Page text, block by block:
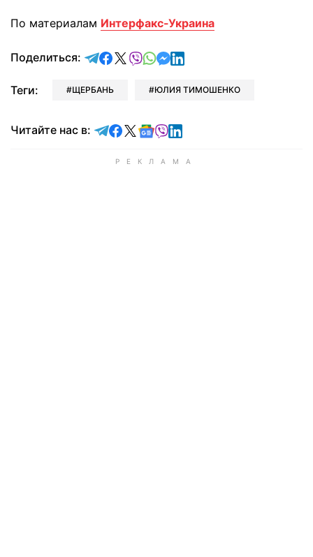
По материалам Интерфакс-Украина
Поделиться: отправить в Telegram
поделиться в Facebook
поделиться в X
отправить в Viber
отправить в Whatsapp
отправить в Messenger
отправить в LinkedIn
Теги: ЩЕРБАНЬ ЮЛИЯ ТИМОШЕНКО
Читайте нас в: Читайте в Telegram
Читайте в Facebook
Читайте в X
Читайте в Google news
Читайте в Viber
Читайте в LinkedIn